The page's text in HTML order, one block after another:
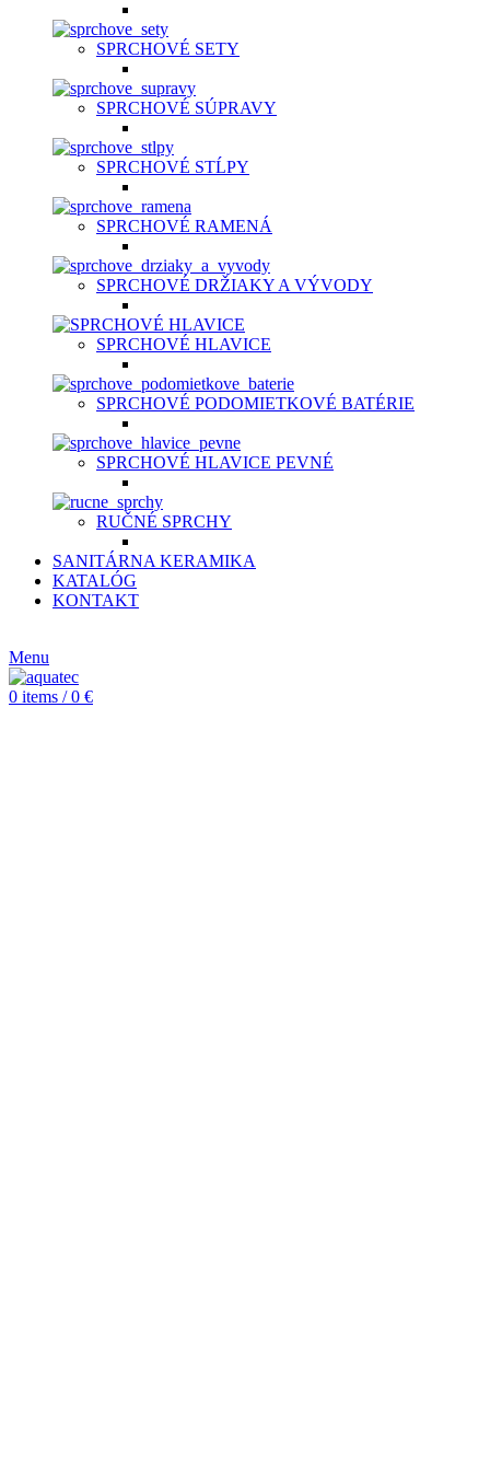
SPRCHOVÉ SETY
SPRCHOVÉ SÚPRAVY
SPRCHOVÉ STĹPY
SPRCHOVÉ RAMENÁ
SPRCHOVÉ DRŽIAKY A VÝVODY
SPRCHOVÉ HLAVICE
SPRCHOVÉ PODOMIETKOVÉ BATÉRIE
SPRCHOVÉ HLAVICE PEVNÉ
RUČNÉ SPRCHY
SANITÁRNA KERAMIKA
KATALÓG
KONTAKT
Menu
0 items / 0 €